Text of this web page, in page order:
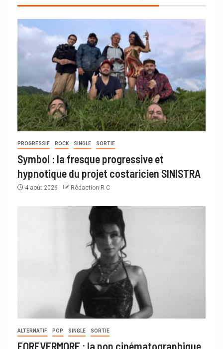
PROGRESSIF ROCK SINGLE SORTIE
Symbol : la fresque progressive et
hypnotique du projet costaricien SINISTRA
4 août 2026 Rédaction R C
ALTERNATIF POP SINGLE SORTIE
FOREVERMORE : la pop cinématographique